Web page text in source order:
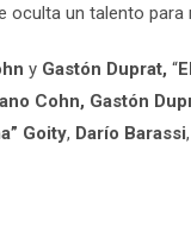
oculta un talento para
y Gastón Duprat, “
Cohn, Gastón
Goity, Darío Barassi,